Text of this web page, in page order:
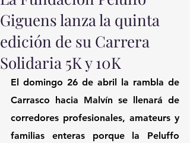
Giguens lanza la quinta
edición de su Carrera
Solidaria 5K y 10K
El domingo 26 de abril la rambla de
Carrasco hacia Malvín se llenará de
corredores profesionales, amateurs y
familias enteras porque la Peluffo